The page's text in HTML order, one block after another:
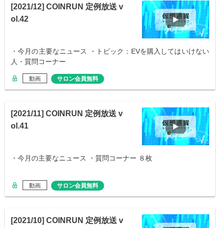
[2021/12] COINRUN 定例放送 v
ol.42
・今月の主要なニュース ・トピック：EVを購入してはいけない
人・質問コーナー
動画 サロン会員無料
[2021/11] COINRUN 定例放送 v
ol.41
・今月の主要なニュース ・質問コーナー ８枚
動画 サロン会員無料
[2021/10] COINRUN 定例放送 v